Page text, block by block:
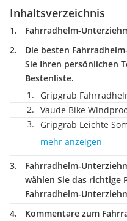
Inhaltsverzeichnis
Fahrradhelm-
Die besten
Sie Ihren persönlichen
Bestenliste.
Gripgrab
Vaude Bike
Gripgrab Leichte
mehr anzeigen
Fahrradhelm-
wählen Sie das richtige
Fahrradhelm-
Kommentare zum